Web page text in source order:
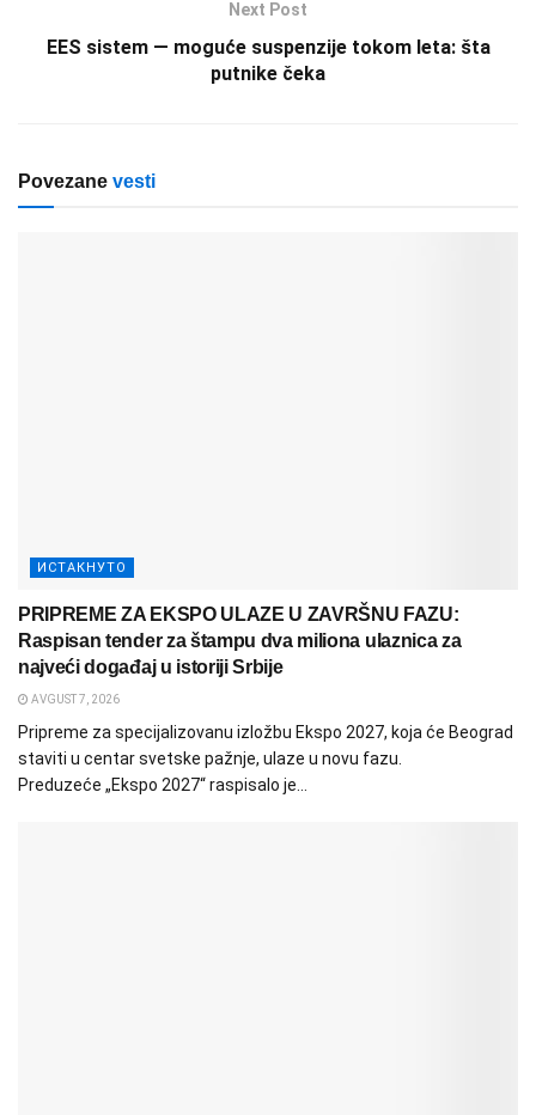
Next Post
EES sistem — moguće suspenzije tokom leta: šta
putnike čeka
Povezane vesti
ИСТАКНУТО
PRIPREME ZA EKSPO ULAZE U ZAVRŠNU FAZU:
Raspisan tender za štampu dva miliona ulaznica za
najveći događaj u istoriji Srbije
AVGUST 7, 2026
Pripreme za specijalizovanu izložbu Ekspo 2027, koja će Beograd
staviti u centar svetske pažnje, ulaze u novu fazu.
Preduzeće „Ekspo 2027“ raspisalo je...